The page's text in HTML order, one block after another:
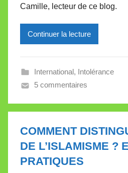
r
e
l
l
t
Camille, lecteur de ce blog.
Continuer la lecture
International, Intolérance
5 commentaires
COMMENT
DE L’ISLAMISME ?
PRATIQUES